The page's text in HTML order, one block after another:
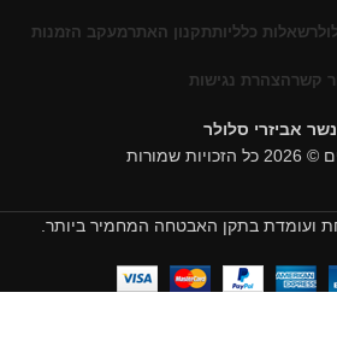
שאלות כלליותתקנון האתרמעקב הזמנות
קשרהצהרת נגישות
נשר אביזרי סלולר
שמורות
ועומדת בתקן האבטחה המחמיר ביותר.